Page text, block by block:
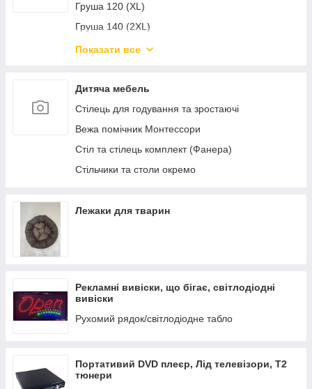
Груша 120 (XL)
Груша 140 (2XL)
Груша 160 (3XL)
Груша Заєць 120 (XL)
Груша Заєць 140 (2XL)
Груша Заєць 160 (3XL)
Хмаріна 85 см (XL)
Хмаріна 100 см (2XL)
Груша Жун 100 (L)
Пуф Крісло
Показати все
Дитяча мебель
Стілець для годування та зростаючі
Вежа помічник Монтессори
Стіл та стілець комплект (Фанера)
Стільчики та столи окремо
Лежаки для тварин
Рекламні вивіски, що бігає, світлодіодні
вивіски
Рухомий рядок/світлодіодне табло
Портативий DVD плеєр, Лід телевізори, Т2
тюнери